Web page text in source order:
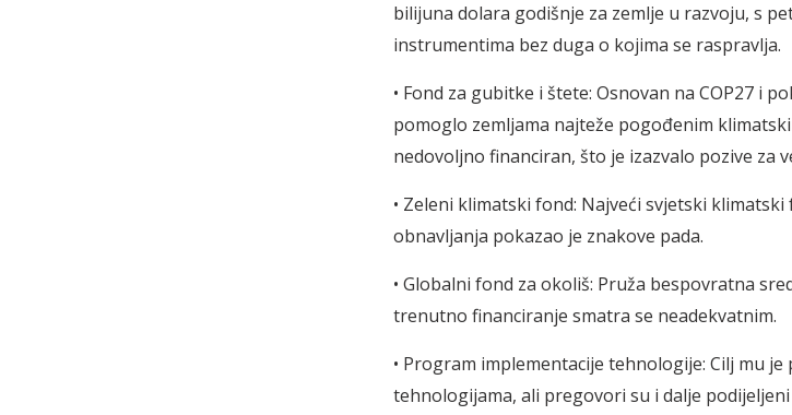
bilijuna dolara godišnje za zemlje u razvoju, s
instrumentima bez duga o kojima se raspravlja.
• Fond za gubitke i štete: Osnovan na COP27 i
pomoglo zemljama najteže pogođenim
nedovoljno financiran, što je izazvalo pozive za
• Zeleni klimatski fond: Najveći svjetski
obnavljanja pokazao je znakove pada.
• Globalni fond za okoliš: Pruža bespovratna
trenutno financiranje smatra se neadekvatnim.
• Program implementacije tehnologije: Cilj mu
tehnologijama, ali pregovori su i dalje